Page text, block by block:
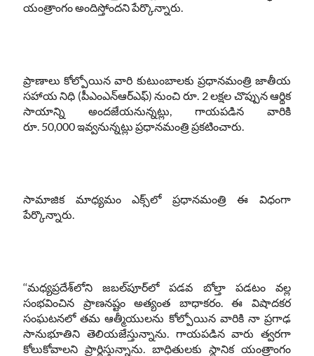
యంత్రాంగం అందిస్తోందని పేర్కొన్నారు.
ప్రాణాలు కోల్పోయిన వారి కుటుంబాలకు ప్రధానమంత్రి జాతీయ
సహాయ నిధి (పీఎంఎన్‌ఆర్‌ఎఫ్‌) నుంచి రూ. 2 లక్షల చొప్పున ఆర్థిక
సాయాన్ని అందజేయనున్నట్లు, గాయపడిన వారికి
రూ. 50,000 ఇవ్వనున్నట్లు ప్రధానమంత్రి ప్రకటించారు.
సామాజిక మాధ్యమం ఎక్స్‌లో ప్రధానమంత్రి ఈ విధంగా
పేర్కొన్నారు.
‘‘మధ్యప్రదేశ్‌లోని జబల్‌పూర్‌లో పడవ బోల్తా పడటం వల్ల
సంభవించిన ప్రాణనష్టం అత్యంత బాధాకరం. ఈ విషాదకర
సంఘటనలో తమ ఆత్మీయులను కోల్పోయిన వారికి నా ప్రగాఢ
సానుభూతిని తెలియజేస్తున్నాను. గాయపడిన వారు త్వరగా
కోలుకోవాలని ప్రార్థిస్తున్నాను. బాధితులకు స్థానిక యంత్రాంగం